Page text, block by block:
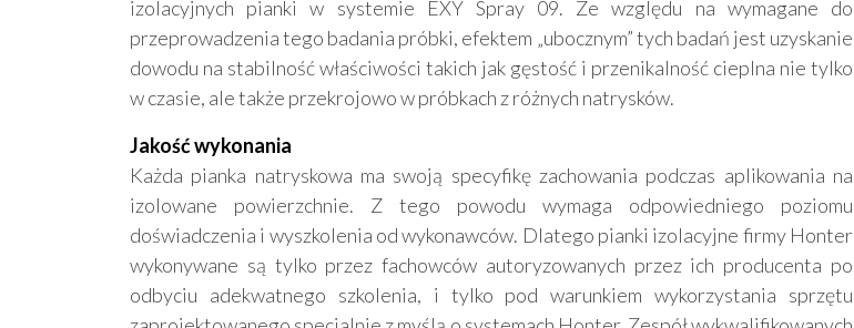
izolacyjnych pianki w systemie EXY Spray 09. Ze względu na wymagane do
przeprowadzenia tego badania próbki, efektem „ubocznym” tych badań jest uzyskanie
dowodu na stabilność właściwości takich jak gęstość i przenikalność cieplna nie tylko
w czasie, ale także przekrojowo w próbkach z różnych natrysków.
Jakość wykonania
Każda pianka natryskowa ma swoją specyfikę zachowania podczas aplikowania na
izolowane powierzchnie. Z tego powodu wymaga odpowiedniego poziomu
doświadczenia i wyszkolenia od wykonawców. Dlatego pianki izolacyjne firmy Honter
wykonywane są tylko przez fachowców autoryzowanych przez ich producenta po
odbyciu adekwatnego szkolenia, i tylko pod warunkiem wykorzystania sprzętu